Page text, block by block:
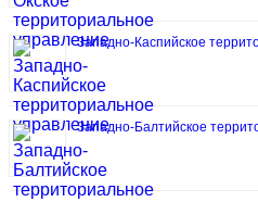
Западно-Каспийское
Западно-Балтийское